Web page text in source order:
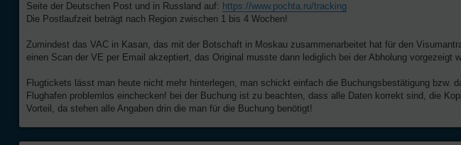
Seite der Deutschen Post und in Russland auf: https://www.pochta.ru/tracking
Die Postlaufzeit beträgt nach Region zwischen 1 bis 4 Wochen!
Zumindest das VAC in Kasan, das mit der Botschaft in Moskau zusammenarbeitet hat für den
einen Scan der VE per Email akzeptiert, das Original musste dann lediglich bei der Abholung vorgezeigt
Flugtickets lässt man heute nicht mehr hinterlegen, man schickt einfach die Buchungsbestätigung bzw.
Flughafen problemlos einchecken! bei der Buchung ist zu beachten, dass alle Daten korrekt sind, die
Vorteil, da stehen alle Angaben drin die man für die Buchung benötigt!